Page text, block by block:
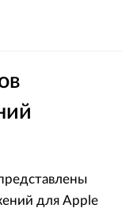
для Apple